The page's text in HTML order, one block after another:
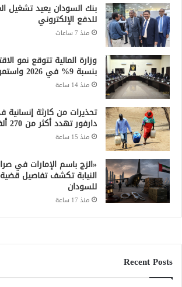
بنك السودان يعيد تشغيل
للدفع الإلكتروني
منذ 7 ساعات
وزارة المالية تتوقع نمو
بنسبة 9% في 2026 واستمرار تراجع التضخم
منذ 14 ساعة
تحذيرات من كارثة إنسانية
دارفور تهدد أكثر من 270 ألف شخص
منذ 15 ساعة
«الزج باسم الإمارات في
النيابة تكشف تفاصيل
للسودان
منذ 17 ساعة
Recent Posts